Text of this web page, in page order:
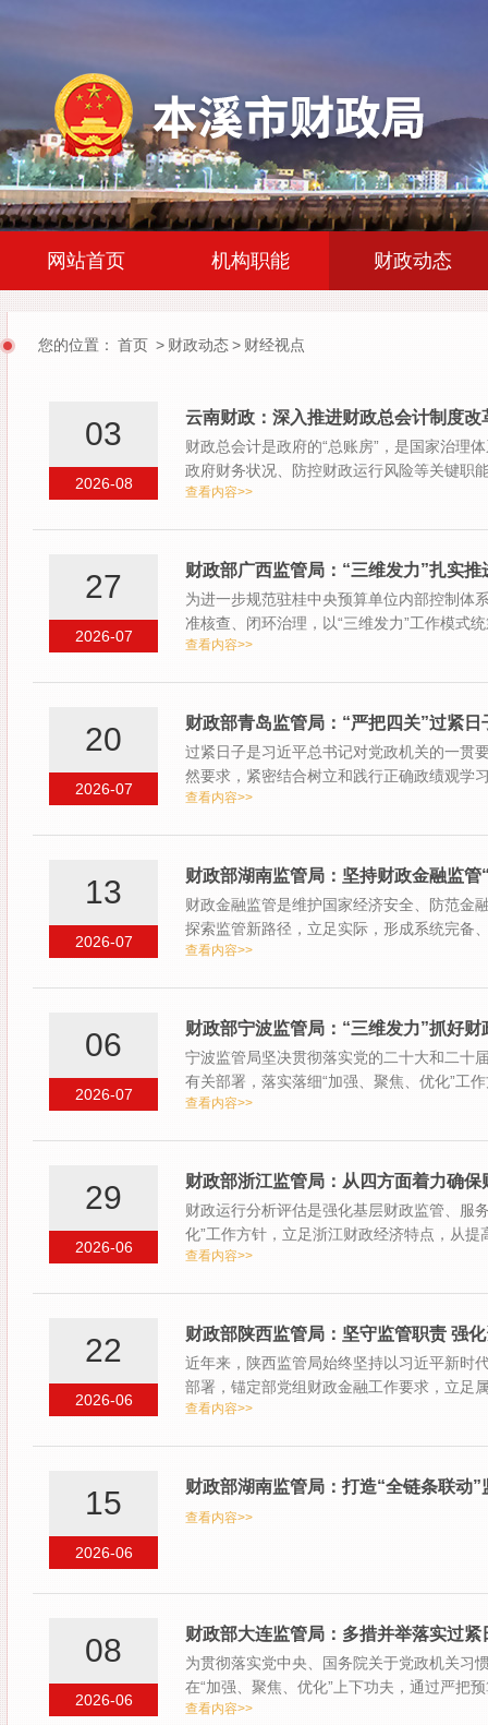
网站首页 机构职能 财政动态
您的位置： 首页 > 财政动态> 财经视点
2026-08
03 云南财政：深入推进财政总会计制度改
财政总会计是政府的“总账房”，是国家治理
政府财务状况、防控财政运行风险等关键职
政…
查看内容>>
2026-07
27 财政部广西监管局：“三维发力”扎实
为进一步规范驻桂中央预算单位内部控制体
准核查、闭环治理，以“三维发力”工作模式
央…
查看内容>>
2026-07
20 财政部青岛监管局：“严把四关”过紧
过紧日子是习近平总书记对党政机关的一贯
然要求，紧密结合树立和践行正确政绩观学
和…
查看内容>>
2026-07
13 财政部湖南监管局：坚持财政金融监
财政金融监管是维护国家经济安全、防范金
探索监管新路径，立足实际，形成系统完备
查看内容>>
2026-07
06 财政部宁波监管局：“三维发力”抓好
宁波监管局坚决贯彻落实党的二十大和二十
有关部署，落实落细“加强、聚焦、优化”工
查看内容>>
2026-06
29 财政部浙江监管局：从四方面着力确
财政运行分析评估是强化基层财政监管、服
化”工作方针，立足浙江财政经济特点，从
着力…
查看内容>>
2026-06
22 财政部陕西监管局：坚守监管职责 强
近年来，陕西监管局始终坚持以习近平新时
部署，锚定部党组财政金融工作要求，立足
监…
查看内容>>
2026-06
15 财政部湖南监管局：打造“全链条联动
查看内容>>
2026-06
08 财政部大连监管局：多措并举落实过
为贯彻落实党中央、国务院关于党政机关习
在“加强、聚焦、优化”上下功夫，通过严把
整…
查看内容>>